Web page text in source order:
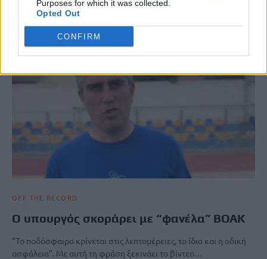
Purposes for which it was collected.
Opted Out
CONFIRM
OFF THE RECORD
Ο υπουργός σκοράρει με “φανέλα” ΒΟΑΚ
“Το ποδόσφαιρο κρίνεται στις λεπτομέρειες, το ίδιο και η οδική
ασφάλεια”. Με αυτή τη φράση ξεκινάει το βίντεο…